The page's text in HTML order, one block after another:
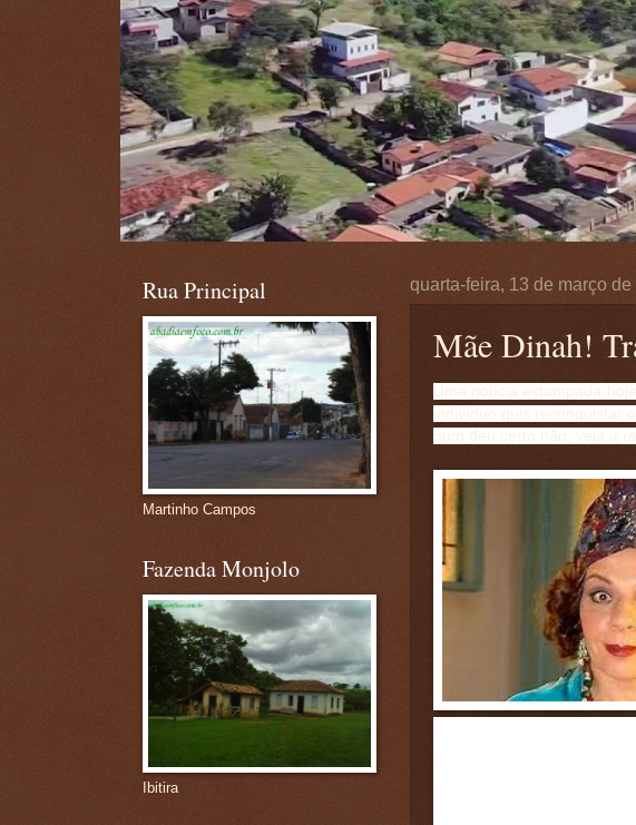
quarta-feira, 13 de março de
Mãe Dinah!
Uma notícia estampada
indivíduo quis reconquistar
num deu certo não, veja a
Rua Principal
Martinho Campos
Fazenda Monjolo
Ibitira